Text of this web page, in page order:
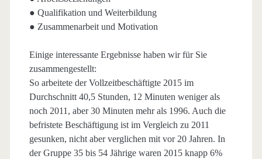
● Qualifikation und Weiterbildung
● Zusammenarbeit und Motivation
Einige interessante Ergebnisse haben wir für Sie
zusammengestellt:
So arbeitete der Vollzeitbeschäftigte 2015 im
Durchschnitt 40,5 Stunden, 12 Minuten weniger als
noch 2011, aber 30 Minuten mehr als 1996. Auch die
befristete Beschäftigung ist im Vergleich zu 2011
gesunken, nicht aber verglichen mit vor 20 Jahren. In
der Gruppe 35 bis 54 Jährige waren 2015 knapp 6%